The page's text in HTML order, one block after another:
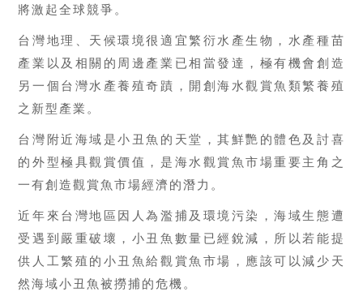
將激起全球競爭。
台灣地理、天候環境很適宜繁衍水產生物，水產種苗
產業以及相關的周邊產業已相當發達，極有機會創造
另一個台灣水產養殖奇蹟，開創海水觀賞魚類繁養殖
之新型產業。
台灣附近海域是小丑魚的天堂，其鮮艷的體色及討喜
的外型極具觀賞價值，是海水觀賞魚市場重要主角之
一有創造觀賞魚市場經濟的潛力。
近年來台灣地區因人為濫捕及環境污染，海域生態遭
受遇到嚴重破壞，小丑魚數量已經銳減，所以若能提
供人工繁殖的小丑魚給觀賞魚市場，應該可以減少天
然海域小丑魚被撈捕的危機。